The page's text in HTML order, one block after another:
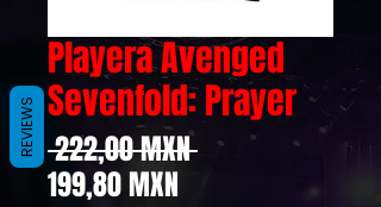
Playera Avenged
Sevenfold: Prayer
222,00 MXN Precio
199,80 MXN
REVIEWS